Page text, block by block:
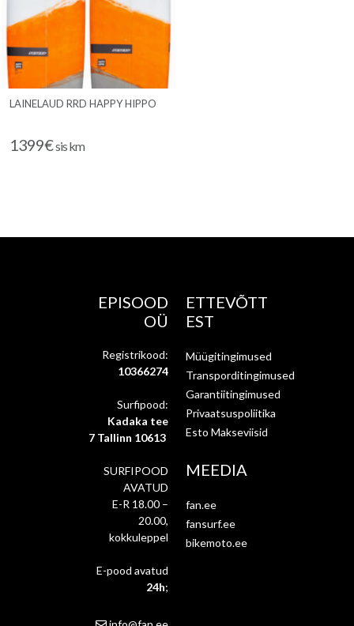
LAINELAUD RRD HAPPY HIPPO
1399€sis km
EPISOOD
OÜ
Registrikood:
10366274
Surfipood:
Kadaka tee
7 Tallinn 10613
SURFIPOOD
AVATUD
E-R 18.00 –
20.00,
kokkuleppel
E-pood avatud
24h;
ETTEVÕTT
EST
Müügitingimused
Transporditingimused
Garantiitingimused
Privaatsuspoliitika
Esto Makseviisid
MEEDIA
fan.ee
fansurf.ee
bikemoto.ee